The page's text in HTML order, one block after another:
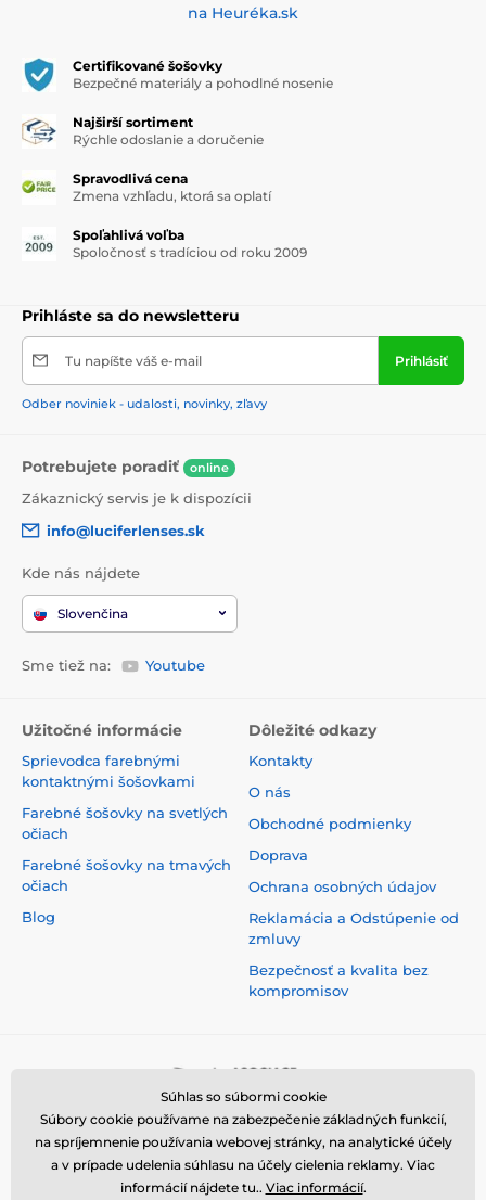
na Heuréka.sk
Certifikované šošovky
Bezpečné materiály a pohodlné nosenie
Najširší sortiment
Rýchle odoslanie a doručenie
Spravodlivá cena
Zmena vzhľadu, ktorá sa oplatí
Spoľahlivá voľba
Spoločnosť s tradíciou od roku 2009
Prihláste sa do newsletteru
Tu napíšte váš e-mail Prihlásiť
Odber noviniek - udalosti, novinky, zľavy
Potrebujete poradiť online
Zákaznický servis je k dispozícii
info@luciferlenses.sk
Kde nás nájdete
Slovenčina
Sme tiež na: Youtube
Užitočné informácie
Sprievodca farebnými
kontaktnými šošovkami
Farebné šošovky na svetlých
očiach
Farebné šošovky na tmavých
očiach
Blog
Dôležité odkazy
Kontakty
O nás
Obchodné podmienky
Doprava
Ochrana osobných údajov
Reklamácia a Odstúpenie od
zmluvy
Bezpečnosť a kvalita bez
kompromisov
Súhlas so súbormi cookie
Súbory cookie používame na zabezpečenie základných funkcií,
na spríjemnenie používania webovej stránky, na analytické účely
a v prípade udelenia súhlasu na účely cielenia reklamy. Viac
informácií nájdete tu.. Viac informácií.